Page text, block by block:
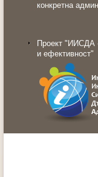
конкретна
Проект "ИИСДА
и ефективност"